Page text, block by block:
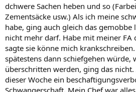
dchwere Sachen heben und so
Zementsäcke usw.) Als ich meine
habe, ging auch gleich das gemobbe
nicht mehr darf. Habe mit meiner FA
sagte sie könne mich
spätestens dann schiefgehen würde,
überschritten werden, ging das
dieser Woche ein
Schwangerschaft. Mein Chef war